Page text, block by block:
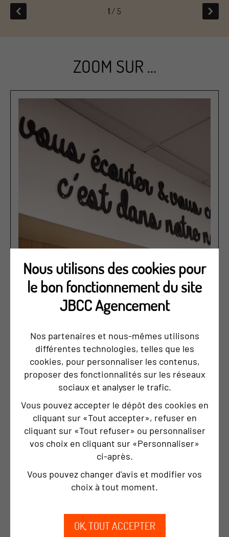
1 / 5
ZOOM SUR ...
Une signalétique efficace tout en rondeur
Nous utilisons des cookies pour
le bon fonctionnement du site
JBCC Agencement
Nos partenaires et nous-mêmes utilisons
différentes technologies, telles que les
cookies, pour personnaliser les contenus,
proposer des fonctionnalités sur les réseaux
sociaux et analyser le trafic.
Vous pouvez accepter le dépôt des cookies en
cliquant sur «Tout accepter», refuser en
cliquant sur «Tout refuser» ou personnaliser
vos choix en cliquant sur «Personnaliser»
ci‑après.
Vous pouvez changer d'avis et modifier vos
choix à tout moment.
OK, TOUT ACCEPTER